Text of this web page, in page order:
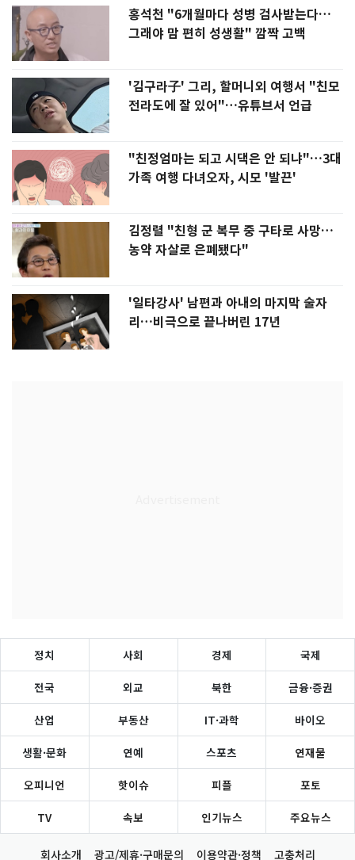
홍석천 "6개월마다 성병 검사받는다…
그래야 맘 편히 성생활" 깜짝 고백
'김구라子' 그리, 할머니외 여행서 "친모
전라도에 잘 있어"…유튜브서 언급
"친정엄마는 되고 시댁은 안 되냐"…3대
가족 여행 다녀오자, 시모 '발끈'
김정렬 "친형 군 복무 중 구타로 사망…
농약 자살로 은폐됐다"
'일타강사' 남편과 아내의 마지막 술자
리…비극으로 끝나버린 17년
정치 사회 경제 국제
전국 외교 북한 금융·증권
산업 부동산 IT·과학 바이오
생활·문화 연예 스포츠 연재물
오피니언 핫이슈 피플 포토
TV 속보 인기뉴스 주요뉴스
회사소개 광고/제휴·구매문의 이용약관·정책 고충처리